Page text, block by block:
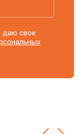
даю свое